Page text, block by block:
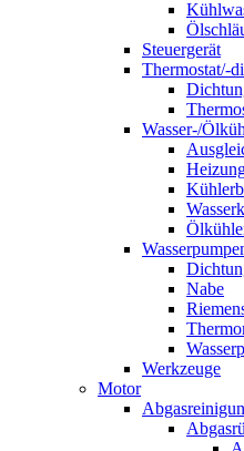
Steuergerät
Thermostat/-
Wasser-/
Nabe
Werkzeuge
Motor